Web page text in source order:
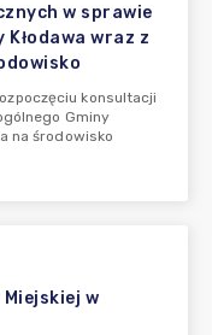
w sprawie
wraz z
rozpoczęciu konsultacji
Gminy
na środowisko
w